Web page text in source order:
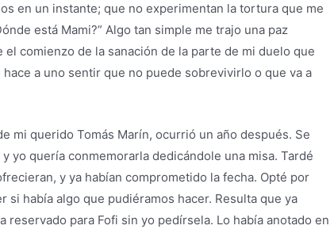
en un instante; que no experimentan la tortura que me
está Mami?” Algo tan simple me trajo una paz
comienzo de la sanación de la parte de mi duelo que
a uno sentir que no puede sobrevivirlo o que va a
mi querido Tomás Marín, ocurrió un año después. Se
yo quería conmemorarla dedicándole una misa. Tardé
y ya habían comprometido la fecha. Opté por
había algo que pudiéramos hacer. Resulta que ya
reservado para Fofi sin yo pedírsela. Lo había anotado en